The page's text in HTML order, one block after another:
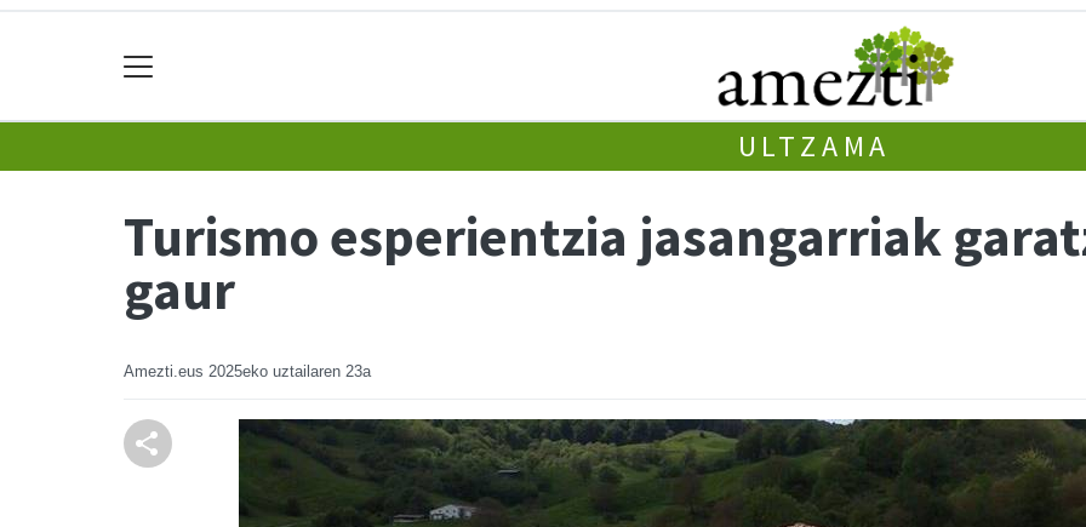
ULTZAMA
Turismo esperientzia jasangarriak
gaur
Amezti.eus 2025eko uztailaren 23a